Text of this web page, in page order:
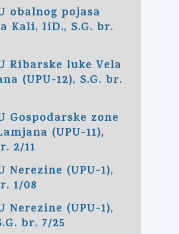
obalnog pojasa
Kali, IiD., S.G. br.
Ribarske luke Vela
(UPU-12), S.G. br.
Gospodarske zone
(UPU-11),
2/11
Nerezine (UPU-1),
1/08
Nerezine (UPU-1),
br. 7/25